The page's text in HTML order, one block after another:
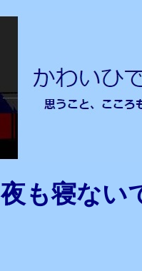
夜も寝な